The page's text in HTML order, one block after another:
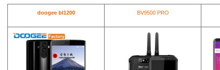
doogee bl1200 BV9500 PRO